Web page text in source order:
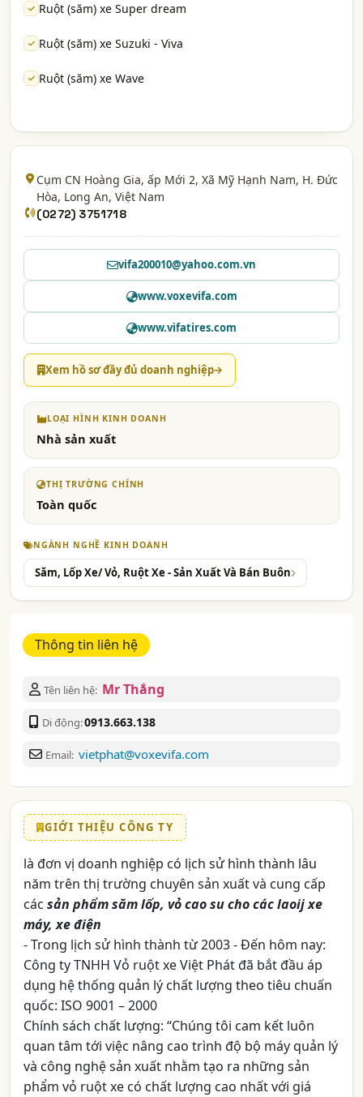
Ruột (săm) xe Super dream
Ruột (săm) xe Suzuki - Viva
Ruột (săm) xe Wave
Cụm CN Hoàng Gia, ấp Mới 2, Xã Mỹ Hạnh Nam, H. Đức
Hòa, Long An, Việt Nam
(0272) 3751718
vifa200010@yahoo.com.vn
www.voxevifa.com
www.vifatires.com
Xem hồ sơ đầy đủ doanh nghiệp
LOẠI HÌNH KINH DOANH
Nhà sản xuất
THỊ TRƯỜNG CHÍNH
Toàn quốc
NGÀNH NGHỀ KINH DOANH
Săm, Lốp Xe/ Vỏ, Ruột Xe - Sản Xuất Và Bán Buôn
Thông tin liên hệ
Tên liên hệ: Mr Thắng
Di động:0913.663.138
Email: vietphat@voxevifa.com
GIỚI THIỆU CÔNG TY
là đơn vị doanh nghiệp có lịch sử hình thành lâu
năm trên thị trường chuyên sản xuất và cung cấp
các sản phẩm săm lốp, vỏ cao su cho các laoij xe
máy, xe điện
- Trong lịch sử hình thành từ 2003 - Đến hôm nay:
Công ty TNHH Vỏ ruột xe Việt Phát đã bắt đầu áp
dụng hệ thống quản lý chất lượng theo tiêu chuấn
quốc: ISO 9001 – 2000
Chính sách chất lượng: “Chúng tôi cam kết luôn
quan tâm tới việc nâng cao trình độ bộ máy quản lý
và công nghệ sản xuất nhằm tạo ra những sản
phẩm vỏ ruột xe có chất lượng cao nhất với giá